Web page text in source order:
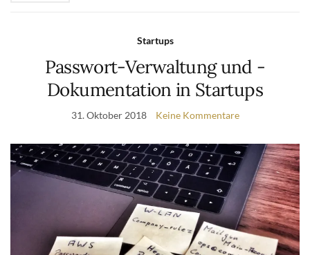
Startups
Passwort-Verwaltung und -
Dokumentation in Startups
31. Oktober 2018 Keine Kommentare